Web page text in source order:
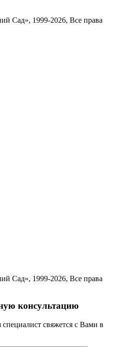
Сад», 1999-2026, Все права
Сад», 1999-2026, Все права
консультацию
свяжется с Вами в